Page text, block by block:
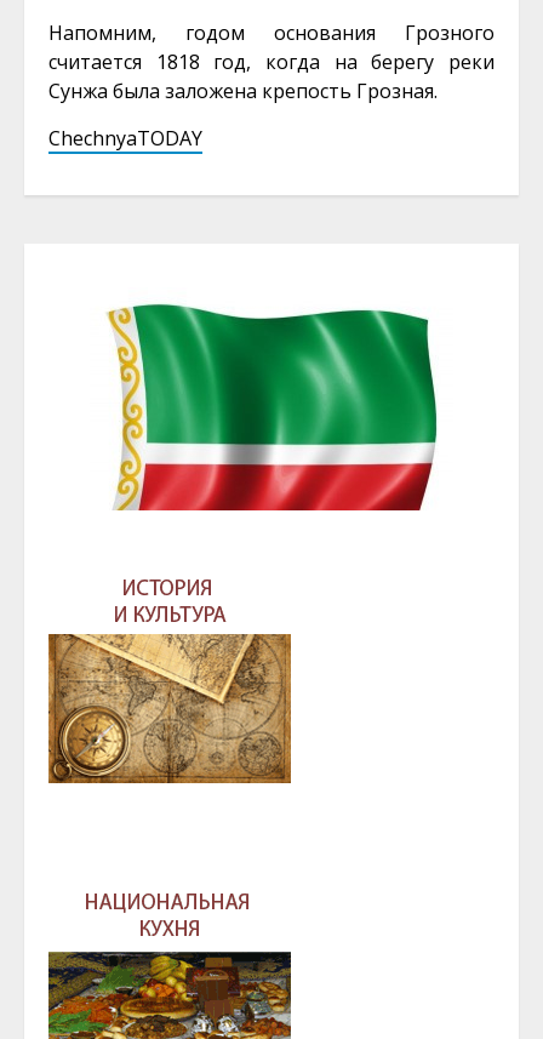
Напомним, годом основания Грозного
считается 1818 год, когда на берегу реки
Сунжа была заложена крепость Грозная.
ChechnyaTODAY
ГЛАВА И ПРАВИТЕЛЬСТВО ЧЕЧЕНСКОЙ
РЕСПУБЛИКИ